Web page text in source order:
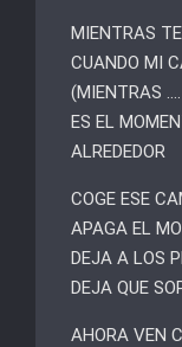
MIENTRAS
CUANDO MI
(MIENTRAS
ES EL
ALREDEDOR
COGE ESE
APAGA EL
DEJA A LOS
DEJA QUE
AHORA VEN